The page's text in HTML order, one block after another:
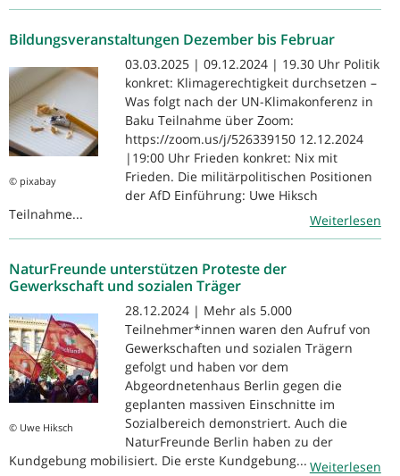
Bildungsveranstaltungen Dezember bis Februar
© pixabay
03.03.2025 | 09.12.2024 | 19.30 Uhr Politik
konkret: Klimagerechtigkeit durchsetzen –
Was folgt nach der UN-Klimakonferenz in
Baku Teilnahme über Zoom:
https://zoom.us/j/526339150 12.12.2024
|19:00 Uhr Frieden konkret: Nix mit
Frieden. Die militärpolitischen Positionen
der AfD Einführung: Uwe Hiksch
Teilnahme...
Weiterlesen
NaturFreunde unterstützen Proteste der
Gewerkschaft und sozialen Träger
© Uwe Hiksch
28.12.2024 | Mehr als 5.000
Teilnehmer*innen waren den Aufruf von
Gewerkschaften und sozialen Trägern
gefolgt und haben vor dem
Abgeordnetenhaus Berlin gegen die
geplanten massiven Einschnitte im
Sozialbereich demonstriert. Auch die
NaturFreunde Berlin haben zu der
Kundgebung mobilisiert. Die erste Kundgebung... Weiterlesen